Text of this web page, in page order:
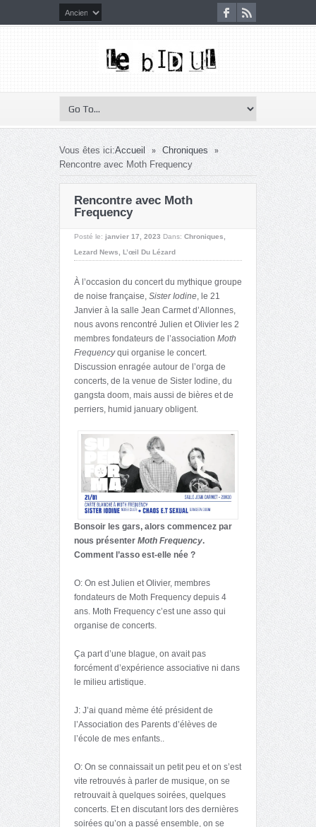
Vous êtes ici:Accueil » Chroniques »
Rencontre avec Moth Frequency
Rencontre avec Moth
Frequency
Posté le: janvier 17, 2023 Dans: Chroniques
Lezard News
L’œil Du Lézard
À l’occasion du concert du mythique groupe
de noise française, Sister Iodine, le 21
Janvier à la salle Jean Carmet d’Allonnes,
nous avons rencontré Julien et Olivier les 2
membres fondateurs de l’association Moth
Frequencyqui organise le concert.
Discussion enragée autour de l’orga de
concerts, de la venue de Sister Iodine, du
gangsta doom, mais aussi de bières et de
perriers, humid january obligent.
Bonsoir les gars, alors commencez par
nous présenter Moth Frequency.
Comment l’asso est-elle née ?
O: On est Julien et Olivier, membres
fondateurs de Moth Frequency depuis 4
ans. Moth Frequency c’est une asso qui
organise de concerts.
Ça part d’une blague, on avait pas
forcément d’expérience associative ni dans
le milieu artistique.
J: J’ai quand mème été président de
l’Association des Parents d’élèves de
l’école de mes enfants..
O: On se connaissait un petit peu et on s’est
vite retrouvés à parler de musique, on se
retrouvait à quelques soirées, quelques
concerts. Et en discutant lors des dernières
soirées qu’on a passé ensemble, on se